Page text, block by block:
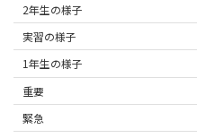
2年生の様子
実習の様子
1年生の様子
重要
緊急